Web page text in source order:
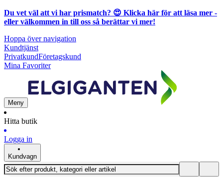
Du vet väl att vi har prismatch? 😍 Klicka här för att läsa mer -
eller välkommen in till oss så berättar vi mer!
Hoppa över navigation
Kundtjänst
PrivatkundFöretagskund
Mina Favoriter
Meny
Hitta butik
Logga in
Kundvagn